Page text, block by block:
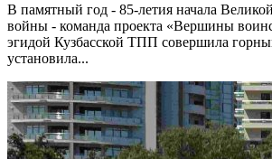
В памятный год - 85-летия начала
войны - команда проекта «Вершины
эгидой Кузбасской ТПП совершила
установила...